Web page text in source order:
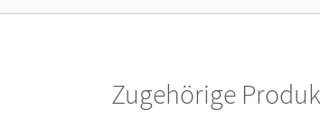
Zugehörige